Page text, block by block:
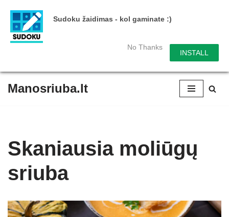
Sudoku žaidimas - kol gaminate :)
No Thanks
INSTALL
content
Manosriuba.lt
Skaniausia moliūgų
sriuba